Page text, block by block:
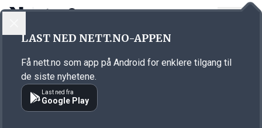
Emne: olden
LAST NED NETT.NO-APPEN
Få nett.no som app på Android for enklere tilgang til
de siste nyhetene.
Last ned fra
Google Play